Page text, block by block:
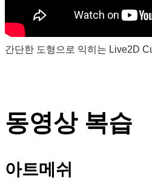
간단한 도형으로 익히는 Live2D
동영상 복습
아트메쉬